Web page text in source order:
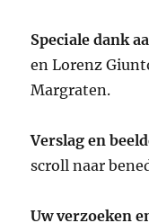
Speciale dank
en Lorenz
Margraten.
Verslag en
scroll naar
Uw verzoeken